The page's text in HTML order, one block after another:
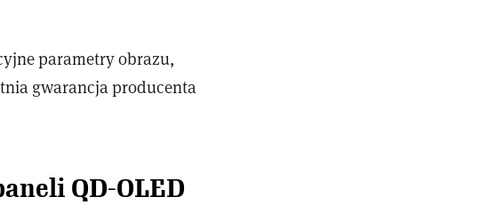
parametry obrazu,
gwarancja producenta
QD-OLED